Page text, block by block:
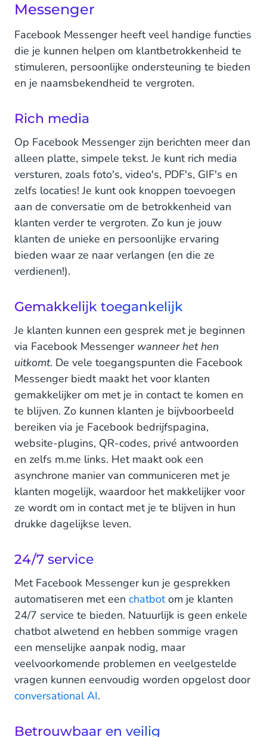
Messenger
Facebook Messenger heeft veel handige functies
die je kunnen helpen om klantbetrokkenheid te
stimuleren, persoonlijke ondersteuning te bieden
en je naamsbekendheid te vergroten.
Rich media
Op Facebook Messenger zijn berichten meer dan
alleen platte, simpele tekst. Je kunt rich media
versturen, zoals foto's, video's, PDF's, GIF's en
zelfs locaties! Je kunt ook knoppen toevoegen
aan de conversatie om de betrokkenheid van
klanten verder te vergroten. Zo kun je jouw
klanten de unieke en persoonlijke ervaring
bieden waar ze naar verlangen (en die ze
verdienen!).
Gemakkelijk toegankelijk
Je klanten kunnen een gesprek met je beginnen
via Facebook Messenger wanneer het hen
uitkomt. De vele toegangspunten die Facebook
Messenger biedt maakt het voor klanten
gemakkelijker om met je in contact te komen en
te blijven. Zo kunnen klanten je bijvboorbeeld
bereiken via je Facebook bedrijfspagina,
website-plugins, QR-codes, privé antwoorden
en zelfs m.me links. Het maakt ook een
asynchrone manier van communiceren met je
klanten mogelijk, waardoor het makkelijker voor
ze wordt om in contact met je te blijven in hun
drukke dagelijkse leven.
24/7 service
Met Facebook Messenger kun je gesprekken
automatiseren met een chatbotom je klanten
24/7 service te bieden. Natuurlijk is geen enkele
chatbot alwetend en hebben sommige vragen
een menselijke aanpak nodig, maar
veelvoorkomende problemen en veelgestelde
vragen kunnen eenvoudig worden opgelost door
conversational AI.
Betrouwbaar en veilig